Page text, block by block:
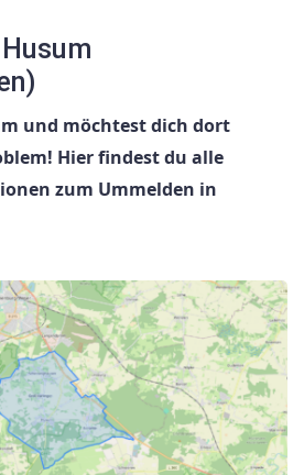
und möchtest dich dort
Hier findest du alle
zum Ummelden in